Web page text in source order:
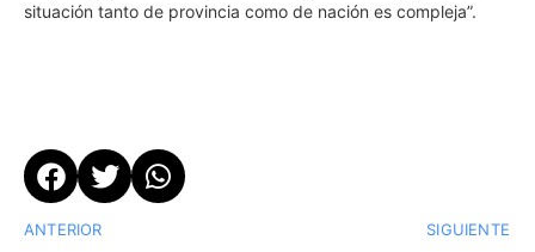
situación tanto de provincia como de nación es compleja”.
ANTERIOR SIGUIENTE